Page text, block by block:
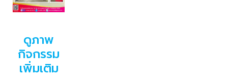
ดูภาพ
กิจกรรม
เพิ่มเติม